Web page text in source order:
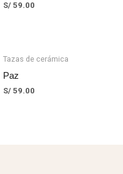
S/59.00
Tazas de cerámica
Paz
S/59.00